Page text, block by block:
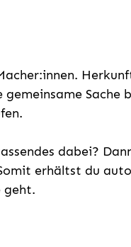
Sache
dabei?
erhältst du
geht.